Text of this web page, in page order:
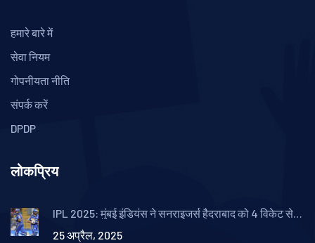
हमारे बारे में
सेवा नियम
गोपनीयता नीति
संपर्क करें
DPDP
लोकप्रिय
IPL 2025: मुंबई इंडियंस ने सनराइजर्स हैदराबाद को 4 विकेट से
25 अप्रैल, 2025